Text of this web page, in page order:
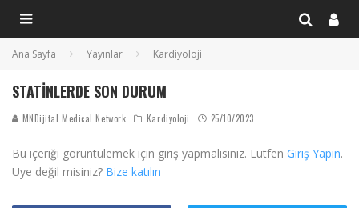
Ana Sayfa Yayınlar Kardiyoloji
STATINLERDE SON DURUM
MNDijital Medical Network Kardiyoloji 25/10/2023
Bu içeriği görüntülemek için giriş yapmalısınız. Lütfen Giriş Yapın.
Üye değil misiniz? Bize katılın